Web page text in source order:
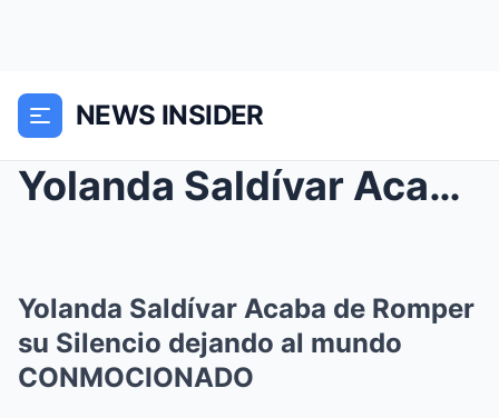
NEWS INSIDER
Yolanda Saldívar Acaba de Romper su Silencio dejan...
Yolanda Saldívar Acaba de Romper
su Silencio dejando al mundo
CONMOCIONADO